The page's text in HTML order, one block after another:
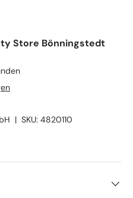
Store Bönningstedt
| SKU: 4820110